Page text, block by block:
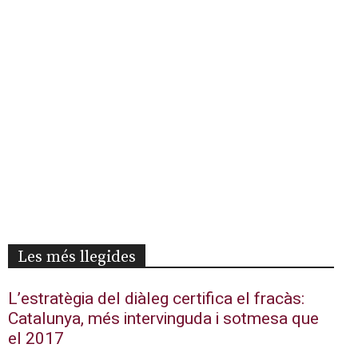
Les més llegides
L’estratègia del diàleg certifica el fracàs:
Catalunya, més intervinguda i sotmesa que
el 2017